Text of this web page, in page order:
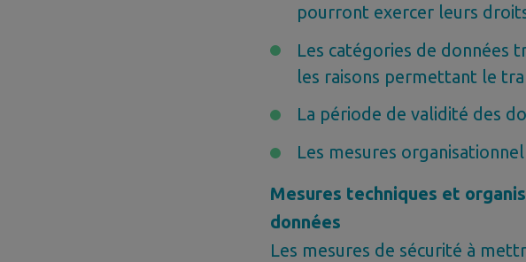
pourront exercer leurs
Les catégories de données
les raisons permettant le
La période de validité des
Les mesures
Mesures techniques et
données
Les mesures de sécurité à